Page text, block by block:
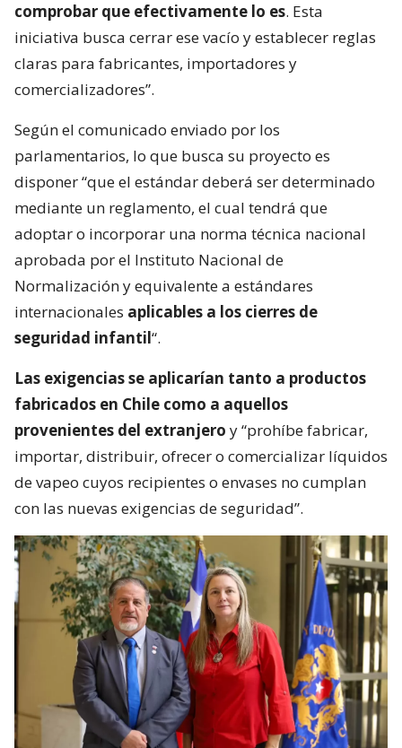
comprobar que efectivamente lo es. Esta
iniciativa busca cerrar ese vacío y establecer reglas
claras para fabricantes, importadores y
comercializadores”.
Según el comunicado enviado por los
parlamentarios, lo que busca su proyecto es
disponer “que el estándar deberá ser determinado
mediante un reglamento, el cual tendrá que
adoptar o incorporar una norma técnica nacional
aprobada por el Instituto Nacional de
Normalización y equivalente a estándares
internacionales aplicables a los cierres de
seguridad infantil“.
Las exigencias se aplicarían tanto a productos
fabricados en Chile como a aquellos
provenientes del extranjero y “prohíbe fabricar,
importar, distribuir, ofrecer o comercializar líquidos
de vapeo cuyos recipientes o envases no cumplan
con las nuevas exigencias de seguridad”.